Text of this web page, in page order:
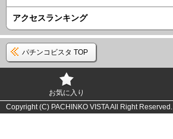
アクセスランキング
パチンコビスタ TOP
お気に入り
Copyright (C) PACHINKO VISTA All Right Reserved.